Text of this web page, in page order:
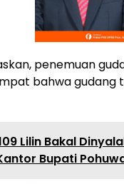
penemuan
bahwa gudang
Lilin Bakal
Bupati